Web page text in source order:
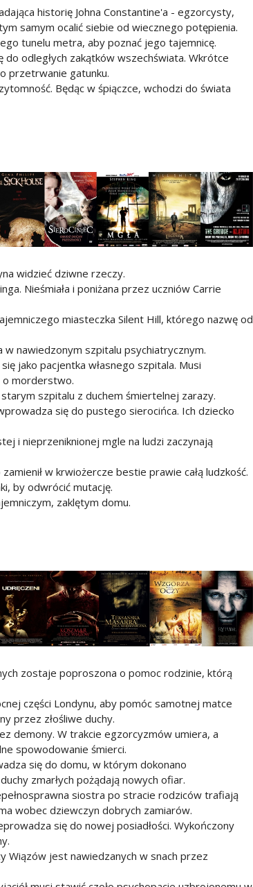
historię Johna Constantine'a - egzorcysty,
samym ocalić siebie od wiecznego potępienia.
tunelu metra, aby poznać jego tajemnicę.
odległych zakątków wszechświata. Wkrótce
przetrwanie gatunku.
Będąc w śpiączce, wchodzi do świata
widzieć dziwne rzeczy.
Nieśmiała i poniżana przez uczniów Carrie
miasteczka Silent Hill, którego nazwę od
nawiedzonym szpitalu psychiatrycznym.
jako pacjentka własnego szpitala. Musi
o morderstwo.
szpitalu z duchem śmiertelnej zarazy.
się do pustego sierocińca. Ich dziecko
i nieprzeniknionej mgle na ludzi zaczynają
w krwiożercze bestie prawie całą ludzkość.
by odwrócić mutację.
zaklętym domu.
zostaje poproszona o pomoc rodzinie, którą
części Londynu, aby pomóc samotnej matce
przez złośliwe duchy.
demony. W trakcie egzorcyzmów umiera, a
spowodowanie śmierci.
się do domu, w którym dokonano
zmarłych pożądają nowych ofiar.
siostra po stracie rodziców trafiają
wobec dziewczyn dobrych zamiarów.
się do nowej posiadłości. Wykończony
Wiązów jest nawiedzanych w snach przez